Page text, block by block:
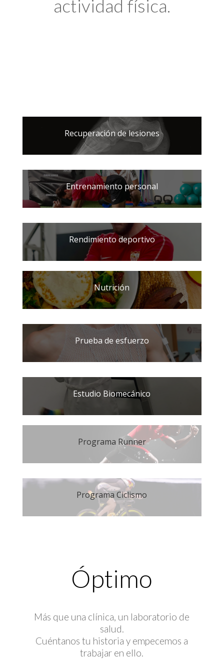
actividad física.
Recuperación de lesiones
Entrenamiento personal
Rendimiento deportivo
Nutrición
Prueba de esfuerzo
Estudio Biomecánico
Programa Runner
Programa Ciclismo
Óptimo
Más que una clínica, un laboratorio de
salud.
Cuéntanos tu historia y empecemos a
trabajar en ello.